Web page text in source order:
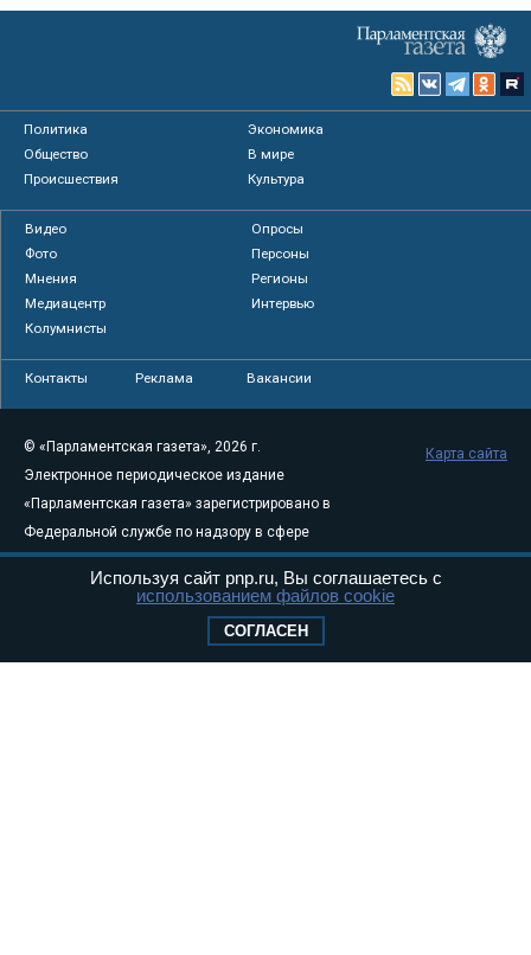
Политика
Экономика
Общество
В мире
Происшествия
Культура
Видео
Опросы
Фото
Персоны
Мнения
Регионы
Медиацентр
Интервью
Колумнисты
Контакты Реклама Вакансии
© «Парламентская газета», 2026 г.
Электронное периодическое издание
«Парламентская газета» зарегистрировано в
Федеральной службе по надзору в сфере
связи, информационных технологий и
массовых коммуникаций (Роскомнадзор) 05
Свидетельство о регистрации Эл № ФС77-
Карта сайта
Используя сайт pnp.ru, Вы соглашаетесь с
использованием файлов cookie
СОГЛАСЕН